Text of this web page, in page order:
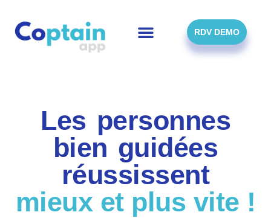
content
RDV DEMO
Les personnes
bien guidées
réussissent
mieux et plus vite !